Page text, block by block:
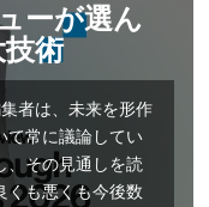
ーが選ん
術
者は、未来を形作
て常に議論してい
、その見通しを読
くも悪くも今後数